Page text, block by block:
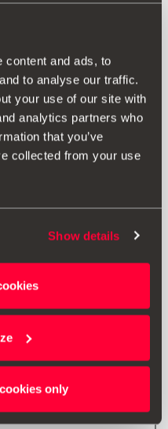
content and ads, to
to analyse our traffic.
your use of our site with
analytics partners who
that you’ve
collected from your use
Show details
only
nicht nur den
sondern sorgen dank
zusätzlichen Grip und
enthalten.
der Fußablage lautet
mit folgenden
*